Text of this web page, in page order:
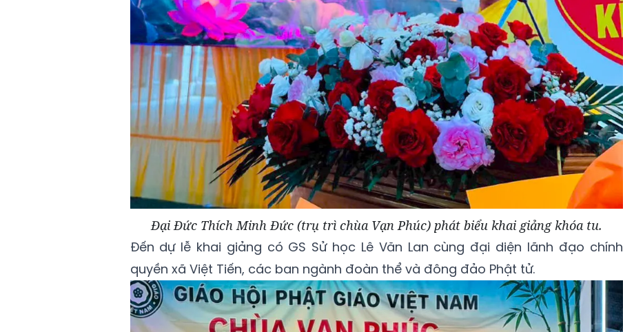
Đại Đức Thích Minh Đức (trụ trì chùa Vạn Phúc) phát biểu khai giảng khóa tu.
Đến dự lễ khai giảng có GS Sử học Lê Văn Lan cùng đại diện lãnh đạo chính
quyền xã Việt Tiến, các ban ngành đoàn thể và đông đảo Phật tử.